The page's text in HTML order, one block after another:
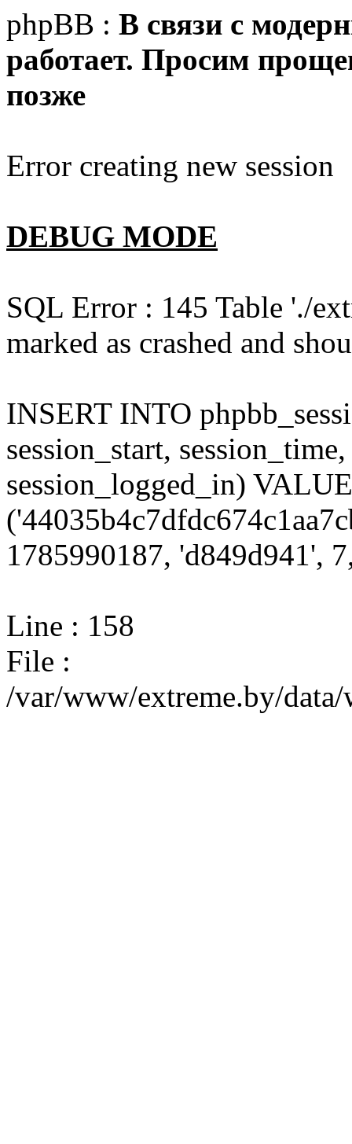
phpBB : В связи с
работает. Просим
позже
Error creating new session
DEBUG MODE
SQL Error : 145 Table './
marked as crashed and
INSERT INTO
session_start,
session_logged_in)
1785990187, 'd849d941',
Line : 158
File :
/var/www/extreme.by/